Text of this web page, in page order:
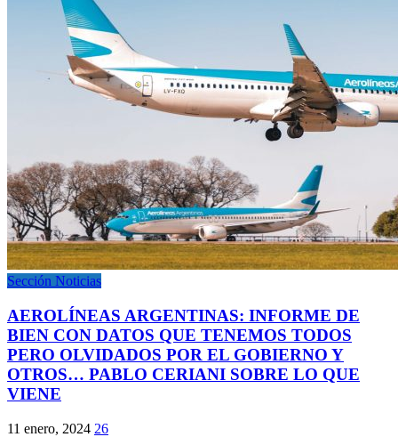
Sección Noticias
AEROLÍNEAS ARGENTINAS: INFORME DE
BIEN CON DATOS QUE TENEMOS TODOS
PERO OLVIDADOS POR EL GOBIERNO Y
OTROS… PABLO CERIANI SOBRE LO QUE
VIENE
11 enero, 2024 26